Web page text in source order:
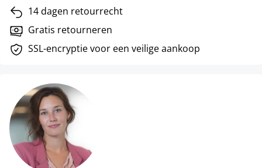
14 dagen retourrecht
Gratis retourneren
SSL-encryptie voor een veilige aankoop